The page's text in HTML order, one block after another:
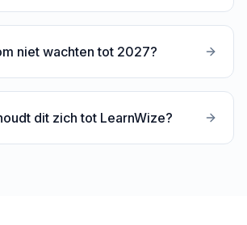
niet wachten tot 2027?
dit zich tot LearnWize?